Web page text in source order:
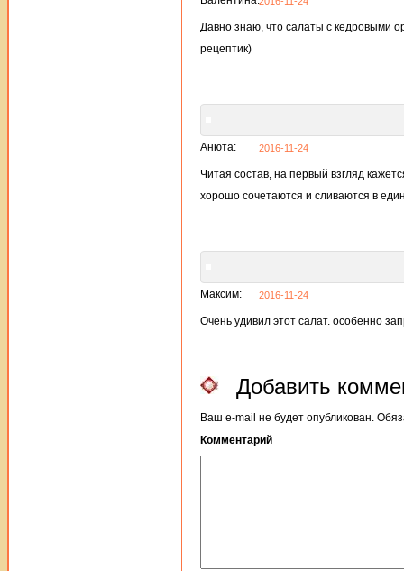
Давно знаю, что салаты с кедровыми
рецептик)
Анюта: 2016-11-24
Читая состав, на первый взгляд
хорошо сочетаются и сливаются в
Максим: 2016-11-24
Очень удивил этот салат. особенно
Добавить
Ваш e-mail не будет опубликован.
Комментарий